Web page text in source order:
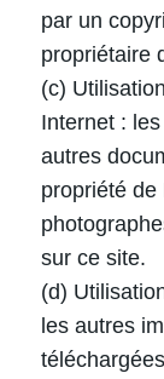
par un
propriétaire
(c)
Internet :
autres
propriété
sur ce site.
(d)
les autres